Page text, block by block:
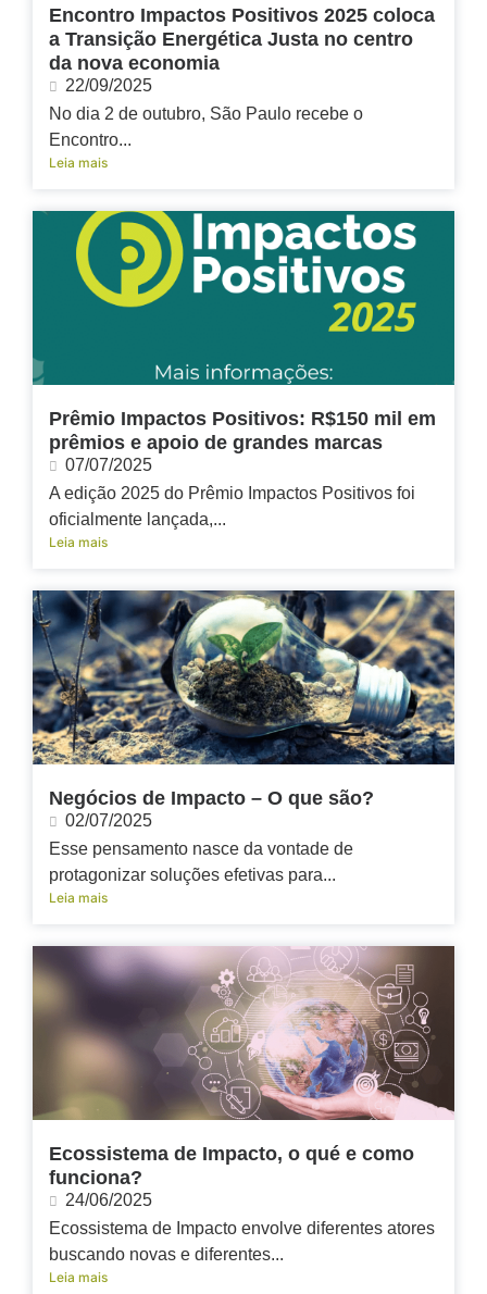
Encontro Impactos Positivos 2025 coloca
a Transição Energética Justa no centro
da nova economia
22/09/2025
No dia 2 de outubro, São Paulo recebe o
Encontro...
Leia mais
Prêmio Impactos Positivos: R$150 mil em
prêmios e apoio de grandes marcas
07/07/2025
A edição 2025 do Prêmio Impactos Positivos foi
oficialmente lançada,...
Leia mais
Negócios de Impacto – O que são?
02/07/2025
Esse pensamento nasce da vontade de
protagonizar soluções efetivas para...
Leia mais
Ecossistema de Impacto, o qué e como
funciona?
24/06/2025
Ecossistema de Impacto envolve diferentes atores
buscando novas e diferentes...
Leia mais